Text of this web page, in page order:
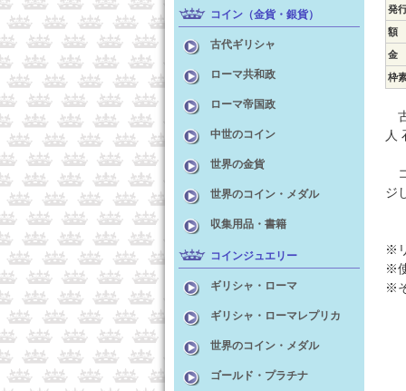
発
額
金
枠
人
ジ
※
※
※
コイン（金貨・銀貨）
古代ギリシャ
ローマ共和政
ローマ帝国政
中世のコイン
世界の金貨
世界のコイン・メダル
収集用品・書籍
コインジュエリー
ギリシャ・ローマ
ギリシャ・ローマレプリカ
世界のコイン・メダル
ゴールド・プラチナ